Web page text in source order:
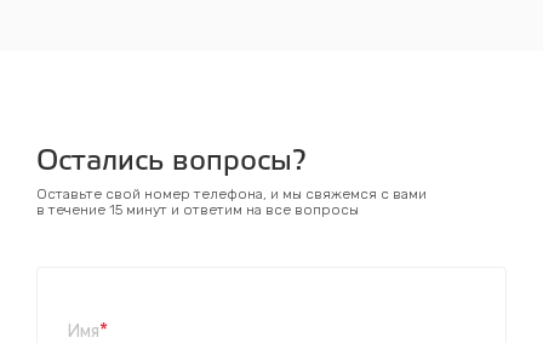
Остались вопросы?
Оставьте свой номер телефона, и мы свяжемся с вами
в течение 15 минут и ответим на все вопросы
Имя*